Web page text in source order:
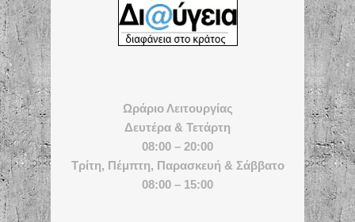
Ωράριο Λειτουργίας
Δευτέρα & Τετάρτη
08:00 – 20:00
Τρίτη, Πέμπτη, Παρασκευή & Σάββατο
08:00 – 15:00